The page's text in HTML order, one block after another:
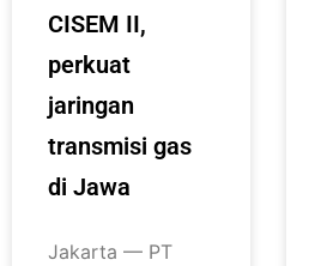
CISEM II,
perkuat
jaringan
transmisi gas
di Jawa
Jakarta — PT